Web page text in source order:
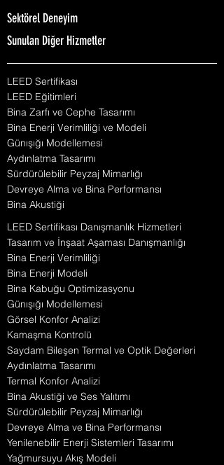
Sektörel Deneyim
Sunulan Diğer Hizmetler
LEED Sertifikası
LEED Eğitimleri
Bina Zarfı ve Cephe Tasarımı
Bina Enerji Verimliliği ve Modeli
Günışığı Modellemesi
Aydınlatma Tasarımı
Sürdürülebilir Peyzaj Mimarlığı
Devreye Alma ve Bina Performansı
Bina Akustiği
LEED Sertifikası Danışmanlık Hizmetleri
Tasarım ve İnşaat Aşaması Danışmanlığı
Bina Enerji Verimliliği
Bina Enerji Modeli
Bina Kabuğu Optimizasyonu
Günışığı Modellemesi
Görsel Konfor Analizi
Kamaşma Kontrolü
Saydam Bileşen Termal ve Optik Değerleri
Aydınlatma Tasarımı
Termal Konfor Analizi
Bina Akustiği ve Ses Yalıtımı
Sürdürülebilir Peyzaj Mimarlığı
Devreye Alma ve Bina Performansı
Yenilenebilir Enerji Sistemleri Tasarımı
Yağmursuyu Akış Modeli